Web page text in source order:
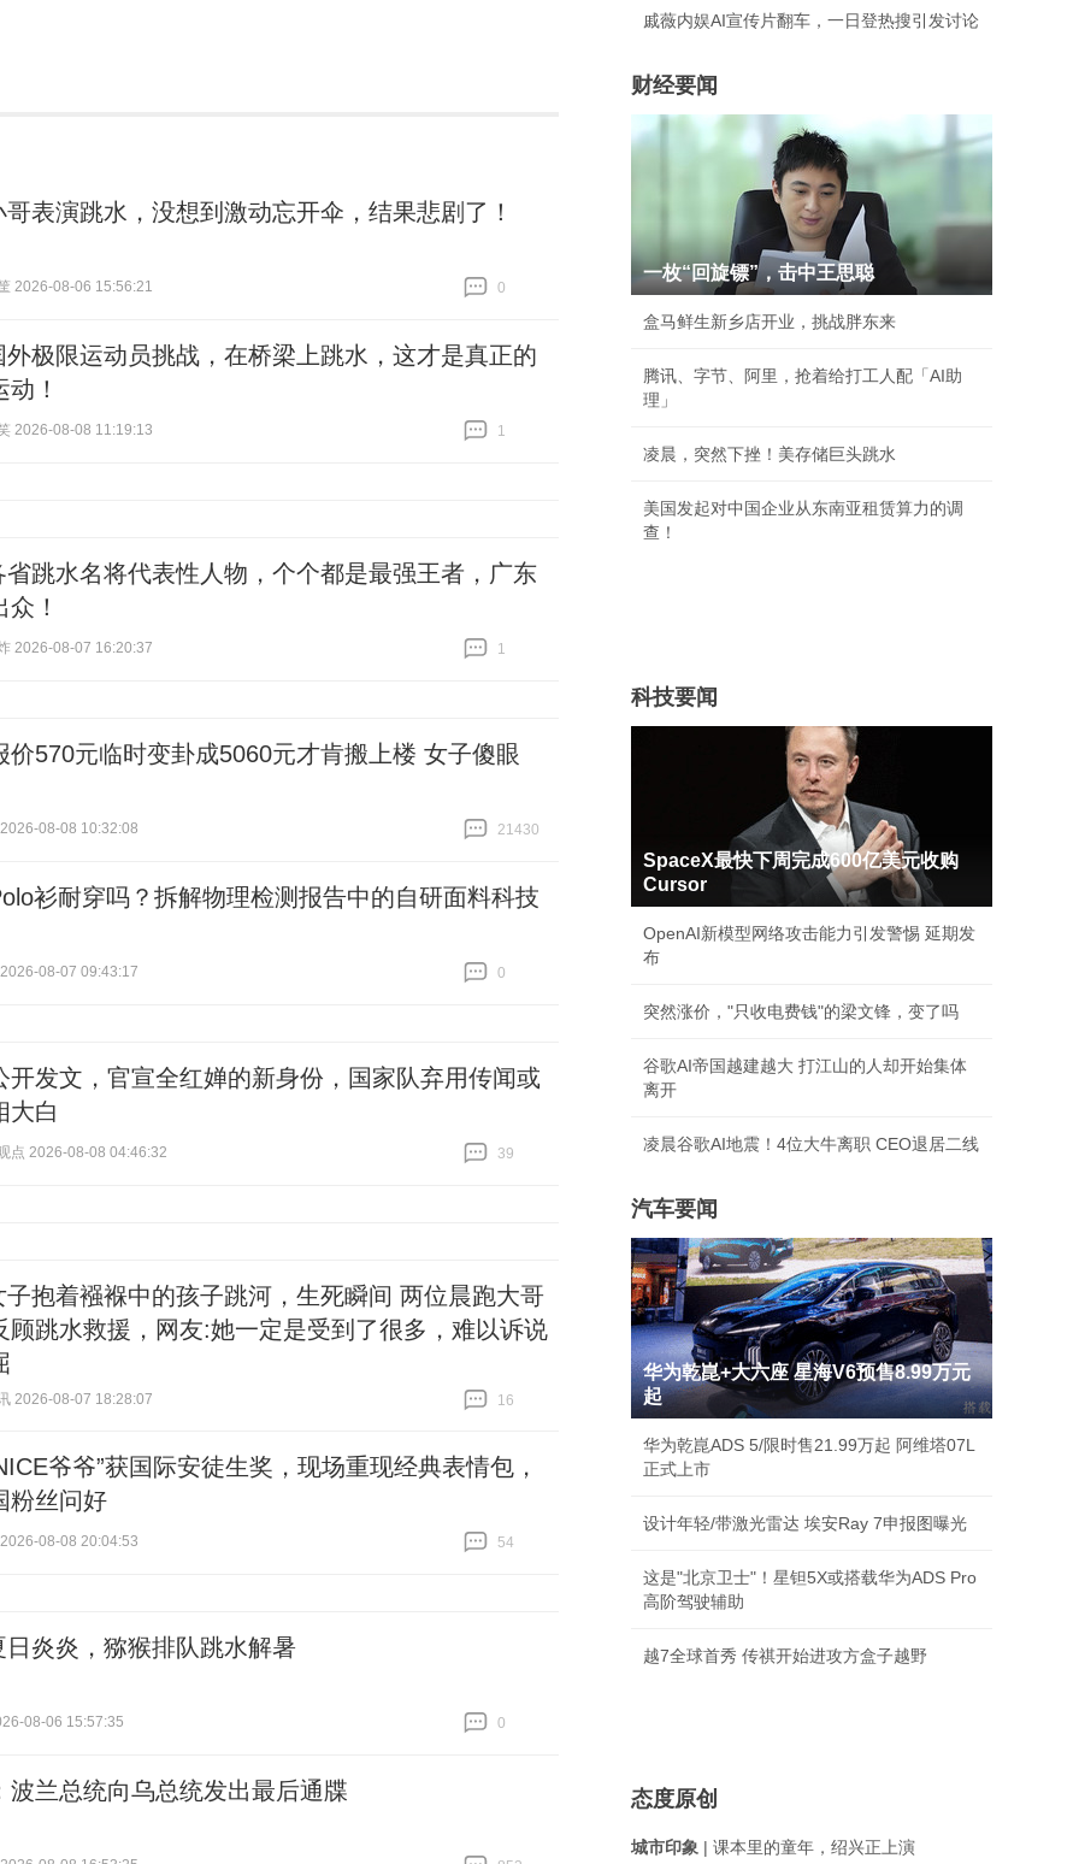
哥表演跳水，没想到激动忘开伞，结果悲剧了！
2026-08-06 15:56:21
0
外极限运动员挑战，在桥梁上跳水，这才是真正的
！
2026-08-08 11:19:13
1
省跳水名将代表性人物，个个都是最强王者，广东
！
2026-08-07 16:20:37
1
价570元临时变卦成5060元才肯搬上楼 女子傻眼
08-08 10:32:08
21430
衫耐穿吗？拆解物理检测报告中的自研面料科技
08-07 09:43:17
0
开发文，官宣全红婵的新身份，国家队弃用传闻或
大白
点 2026-08-08 04:46:32
39
子抱着襁褓中的孩子跳河，生死瞬间 两位晨跑大哥
顾跳水救援，网友:她一定是受到了很多，难以诉说
2026-08-07 18:28:07
16
爷爷”获国际安徒生奖，现场重现经典表情包，
粉丝问好
08-08 20:04:53
54
日炎炎，猕猴排队跳水解暑
08-06 15:57:35
0
波兰总统向乌总统发出最后通牒
戚薇内娱AI宣传片翻车，一日登热搜引发讨论
财经要闻
一枚“回旋镖”，击中王思聪
盒马鲜生新乡店开业，挑战胖东来
腾讯、字节、阿里，抢着给打工人配「AI助
理」
凌晨，突然下挫！美存储巨头跳水
美国发起对中国企业从东南亚租赁算力的调
查！
科技要闻
SpaceX最快下周完成600亿美元收购
Cursor
OpenAI新模型网络攻击能力引发警惕 延期发
布
突然涨价，"只收电费钱"的梁文锋，变了吗
谷歌AI帝国越建越大 打江山的人却开始集体
离开
凌晨谷歌AI地震！4位大牛离职 CEO退居二线
汽车要闻
华为乾崑+大六座 星海V6预售8.99万元
起
华为乾崑ADS 5/限时售21.99万起 阿维塔07L
正式上市
设计年轻/带激光雷达 埃安Ray 7申报图曝光
这是"北京卫士"！星钽5X或搭载华为ADS Pro
高阶驾驶辅助
越7全球首秀 传祺开始进攻方盒子越野
态度原创
城市印象 | 课本里的童年，绍兴正上演